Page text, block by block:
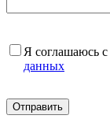
Я соглашаюсь с
данных